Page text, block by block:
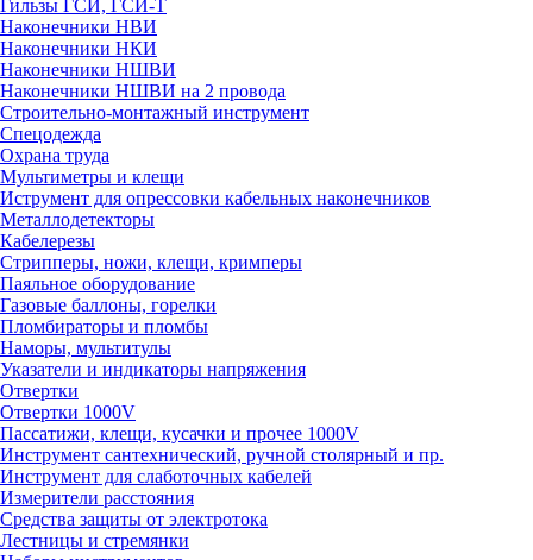
Гильзы ГСИ, ГСИ-Т
Наконечники НВИ
Наконечники НКИ
Наконечники НШВИ
Наконечники НШВИ на 2 провода
Строительно-монтажный инструмент
Спецодежда
Охрана труда
Мультиметры и клещи
Иструмент для опрессовки кабельных наконечников
Металлодетекторы
Кабелерезы
Стрипперы, ножи, клещи, кримперы
Паяльное оборудование
Газовые баллоны, горелки
Пломбираторы и пломбы
Наморы, мультитулы
Указатели и индикаторы напряжения
Отвертки
Отвертки 1000V
Пассатижи, клещи, кусачки и прочее 1000V
Инструмент сантехнический, ручной столярный и пр.
Инструмент для слаботочных кабелей
Измерители расстояния
Средства защиты от электротока
Лестницы и стремянки